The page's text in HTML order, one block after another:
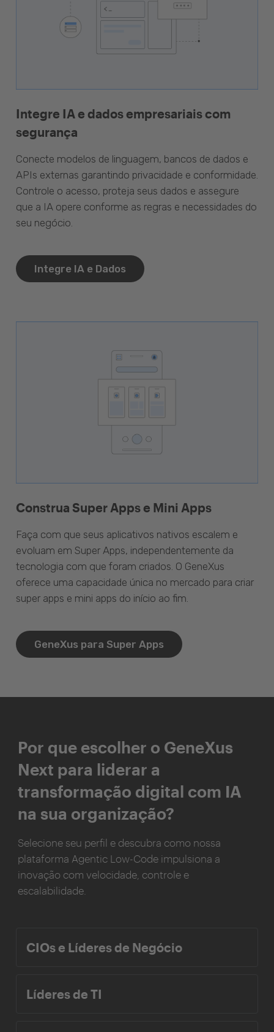
Integre IA e dados empresariais com
segurança
Conecte modelos de linguagem, bancos de dados e
APIs externas garantindo privacidade e conformidade.
Controle o acesso, proteja seus dados e assegure
que a IA opere conforme as regras e necessidades do
seu negócio.
Integre IA e Dados
Construa Super Apps e Mini Apps
Faça com que seus aplicativos nativos escalem e
evoluam em Super Apps, independentemente da
tecnologia com que foram criados. O GeneXus
oferece uma capacidade única no mercado para criar
super apps e mini apps do início ao fim.
GeneXus para Super Apps
Por que escolher o GeneXus
Next para liderar a
transformação digital com IA
na sua organização?
Selecione seu perfil e descubra como nossa
plataforma Agentic Low-Code impulsiona a
inovação com velocidade, controle e
escalabilidade.
CIOs e Líderes de Negócio
Líderes de TI